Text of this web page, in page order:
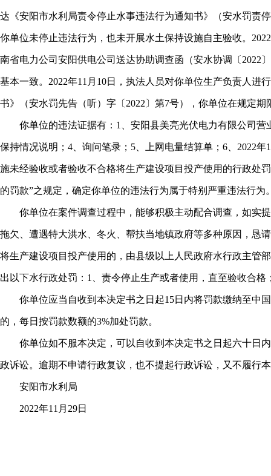
达《安阳市水利局责令停止水事违法行为通知书》（安水罚责
你单位未停止违法行为，也未开展水土保持设施自主验收。
南省电力公司安阳供电公司送达协助调查函（安水协调〔2022
基本一致。2022年11月10日，执法人员对你单位生产负责人进
书》（安水罚先告（听）字〔2022〕第7号），你单位在规定
你单位的违法证据有：1、安阳县美亮光伏电力有限公司营
保持情况说明；4、询问笔录；5、上网电量结算单；6、2022
施未经验收或者验收不合格将生产建设项目投产使用的行政处
的罚款”之规定，确定你单位的违法行为属于特别严重违法行为
你单位在案件调查过程中，能够积极主动配合调查，如实提
拖欠、遭遇特大洪水、冬火、帮扶当地镇政府等多种原因，恳
将生产建设项目投产使用的，由县级以上人民政府水行政主管
出以下水行政处罚：1、责令停止生产或者使用，直至验收合格
你单位应当自收到本决定书之日起15日内将罚款缴纳至中国
的，每日按罚款数额的3%加处罚款。
你单位如不服本决定，可以自收到本决定书之日起六十日内
政诉讼。逾期不申请行政复议，也不提起行政诉讼，又不履行
安阳市水利局
2022年11月29日